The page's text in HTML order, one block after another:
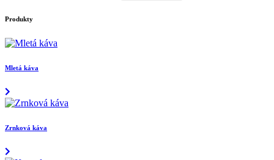
Produkty
Mletá káva
Zrnková káva